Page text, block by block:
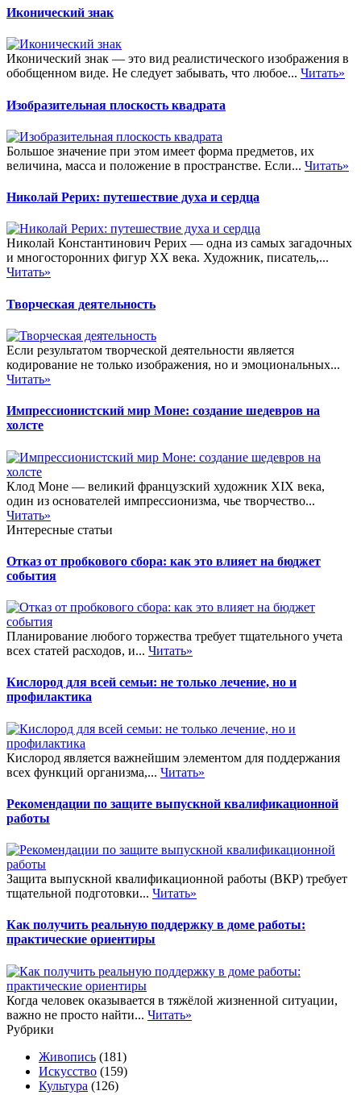
Иконический знак
Иконический знак — это вид реалистического изображения в
обобщенном виде. Не следует забывать, что любое... Читать»
Изобразительная плоскость квадрата
Большое значение при этом имеет форма предметов, их
величина, масса и положение в пространстве. Если... Читать»
Николай Рерих: путешествие духа и сердца
Николай Константинович Рерих — одна из самых загадочных
и многосторонних фигур XX века. Художник, писатель,...
Читать»
Творческая деятельность
Если результатом творческой деятельности является
кодирование не только изображения, но и эмоциональных...
Читать»
Импрессионистский мир Моне: создание шедевров на
холсте
Клод Моне — великий французский художник XIX века,
один из основателей импрессионизма, чье творчество...
Читать»
Интересные статьи
Отказ от пробкового сбора: как это влияет на бюджет
события
Планирование любого торжества требует тщательного учета
всех статей расходов, и... Читать»
Кислород для всей семьи: не только лечение, но и
профилактика
Кислород является важнейшим элементом для поддержания
всех функций организма,... Читать»
Рекомендации по защите выпускной квалификационной
работы
Защита выпускной квалификационной работы (ВКР) требует
тщательной подготовки... Читать»
Как получить реальную поддержку в доме работы:
практические ориентиры
Когда человек оказывается в тяжёлой жизненной ситуации,
важно не просто найти... Читать»
Рубрики
Живопись (181)
Искусство (159)
Культура (126)